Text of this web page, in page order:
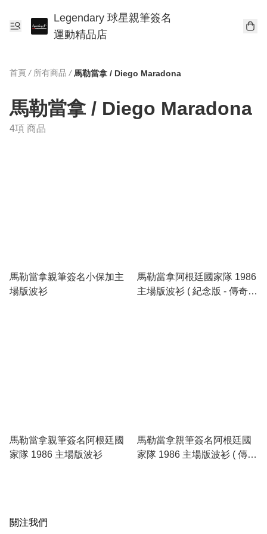
Legendary 球星親筆簽名
運動精品店
首頁 / 所有商品 / 馬勒當拿 / Diego Maradona
馬勒當拿 / Diego Maradona
4項 商品
馬勒當拿親筆簽名小保加主
場版波衫
馬勒當拿阿根廷國家隊 1986
主場版波衫 ( 紀念版 - 傳奇裝
馬勒當拿親筆簽名阿根廷國
家隊 1986 主場版波衫
馬勒當拿親筆簽名阿根廷國
家隊 1986 主場版波衫 ( 傳奇
關注我們